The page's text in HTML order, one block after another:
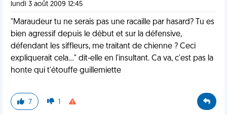
lundi 3 août 2009 12:45
"Maraudeur tu ne serais pas une racaille par hasard? Tu es
bien agressif depuis le début et sur la défensive,
défendant les siffleurs, me traitant de chienne ? Ceci
expliquerait cela..." dit-elle en l'insultant. Ca va, c'est pas la
honte qui t'étouffe guillemiette
7 1